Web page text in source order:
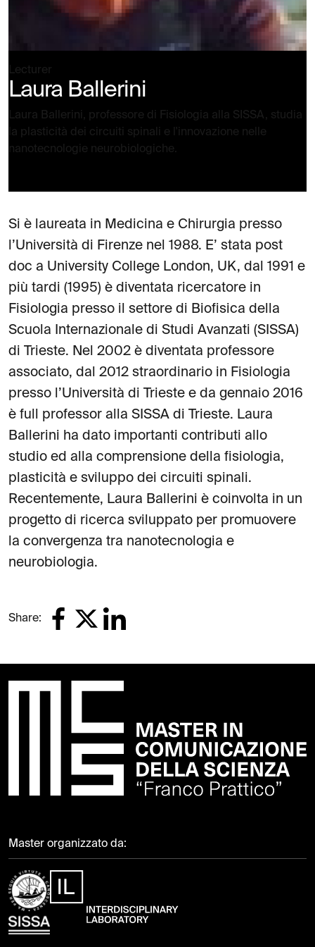
Lecturer
Laura Ballerini
Laura Ballerini, professore di Fisiologia alla SISSA, studia
la plasticità dei circuiti spinali e l'innovazione nelle
nanotecnologie neurobiologiche.
Si è laureata in Medicina e Chirurgia presso
l’Università di Firenze nel 1988. E’ stata post
doc a University College London, UK, dal 1991 e
più tardi (1995) è diventata ricercatore in
Fisiologia presso il settore di Biofisica della
Scuola Internazionale di Studi Avanzati (SISSA)
di Trieste. Nel 2002 è diventata professore
associato, dal 2012 straordinario in Fisiologia
presso l’Università di Trieste e da gennaio 2016
è full professor alla SISSA di Trieste. Laura
Ballerini ha dato importanti contributi allo
studio ed alla comprensione della fisiologia,
plasticità e sviluppo dei circuiti spinali.
Recentemente, Laura Ballerini è coinvolta in un
progetto di ricerca sviluppato per promuovere
la convergenza tra nanotecnologia e
neurobiologia.
Share:
Master organizzato da: